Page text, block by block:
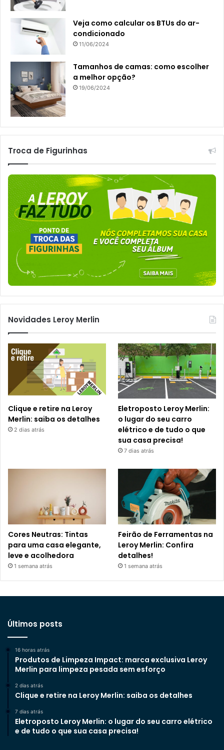
Veja como calcular os BTUs do ar-
condicionado
11/06/2024
Tamanhos de camas: como escolher
a melhor opção?
19/06/2024
Troca de Figurinhas
Novidades Leroy Merlin
Clique e retire na Leroy
Merlin: saiba os detalhes
2 dias atrás
Eletroposto Leroy Merlin:
o lugar do seu carro
elétrico e de tudo o que
sua casa precisa!
7 dias atrás
Cores Neutras: Tintas
para uma casa elegante,
leve e acolhedora
1 semana atrás
Feirão de Ferramentas na
Leroy Merlin: Confira
detalhes!
1 semana atrás
Últimos posts
16 horas atrás
Produtos de Limpeza Impact: marca exclusiva Leroy
Merlin para limpeza pesada sem esforço
2 dias atrás
Clique e retire na Leroy Merlin: saiba os detalhes
7 dias atrás
Eletroposto Leroy Merlin: o lugar do seu carro elétrico
e de tudo o que sua casa precisa!